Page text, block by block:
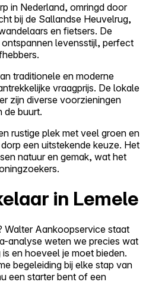
in Nederland, omringd door
bij de Sallandse Heuvelrug,
en fietsers. De
levensstijl, perfect
traditionele en moderne
vraagprijs. De lokale
zijn diverse voorzieningen
de buurt.
rustige plek met veel groen en
een uitstekende keuze. Het
natuur en gemak, wat het
in Lemele
Walter Aankoopservice staat
analyse weten we precies wat
en hoeveel je moet bieden.
begeleiding bij elke stap van
een starter bent of een